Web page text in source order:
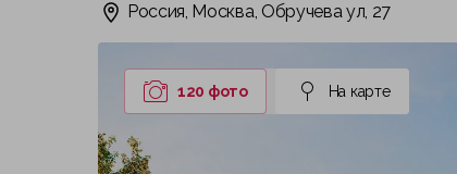
Россия, Москва, Обручева ул, 27
120 фото На карте